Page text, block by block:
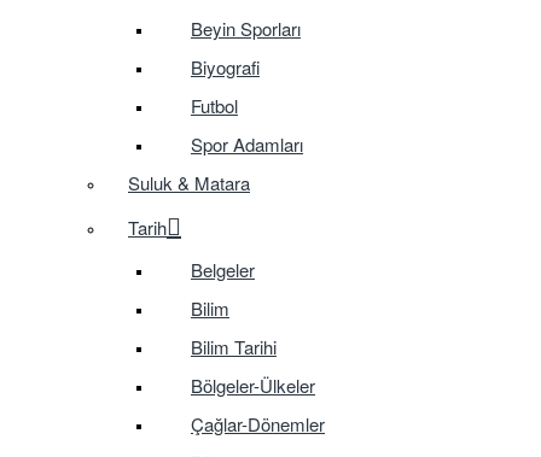
Beyin Sporları
Biyografi
Futbol
Spor Adamları
Suluk & Matara
Tarih
Belgeler
Bilim
Bilim Tarihi
Bölgeler-Ülkeler
Çağlar-Dönemler